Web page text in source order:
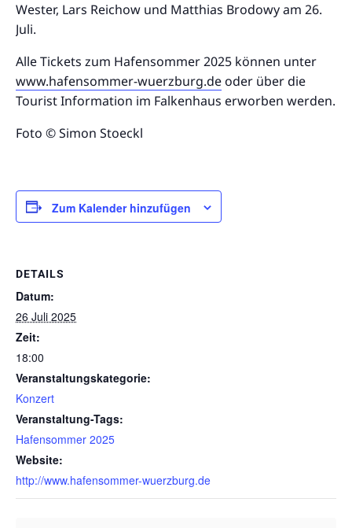
Wester, Lars Reichow und Matthias Brodowy am 26.
Juli.
Alle Tickets zum Hafensommer 2025 können unter
www.hafensommer-wuerzburg.de oder über die
Tourist Information im Falkenhaus erworben werden.
Foto © Simon Stoeckl
Zum Kalender hinzufügen
DETAILS
Datum:
26 Juli 2025
Zeit:
18:00
Veranstaltungskategorie:
Konzert
Veranstaltung-Tags:
Hafensommer 2025
Website:
http://www.hafensommer-wuerzburg.de